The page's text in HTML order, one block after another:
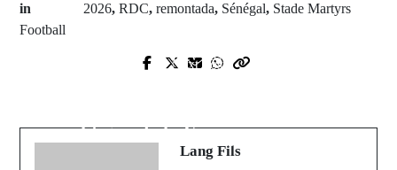
in
Football
2026, RDC, remontada, Sénégal, Stade Martyrs
Prev Post
politique de la France en suspens
Next Post
Katabina
Lang Fils